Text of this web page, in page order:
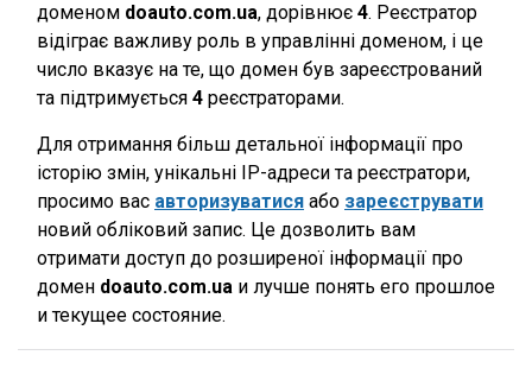
доменом doauto.com.ua, дорівнює 4. Реєстратор
відіграє важливу роль в управлінні доменом, і це
число вказує на те, що домен був зареєстрований
та підтримується 4 реєстраторами.
Для отримання більш детальної інформації про
історію змін, унікальні IP-адреси та реєстратори,
просимо вас авторизуватися або зареєструвати
новий обліковий запис. Це дозволить вам
отримати доступ до розширеної інформації про
домен doauto.com.ua и лучше понять его прошлое
и текущее состояние.